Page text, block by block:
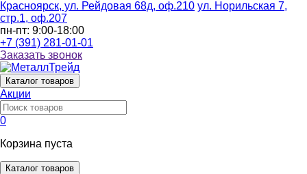
Красноярск, ул. Рейдовая 68д, оф.210 ул. Норильская 7,
стр.1, оф.207
пн-пт: 9:00-18:00
+7 (391) 281-01-01
Заказать звонок
Каталог товаров
Акции
0
Корзина пуста
Каталог товаров